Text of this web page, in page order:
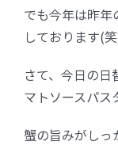
珈琲豆・特選ギ
でも今年は昨
しております(
さて、今日の
マトソースパス
蟹の旨みがし